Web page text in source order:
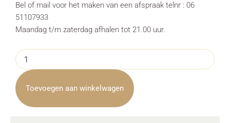
Bel of mail voor het maken van een afspraak telnr : 06
51107933
Maandag t/m zaterdag afhalen tot 21.00 uur.
Fauteuil
Bondo
Coffeechair
Bliss
Dark
Grey
Toevoegen aan winkelwagen